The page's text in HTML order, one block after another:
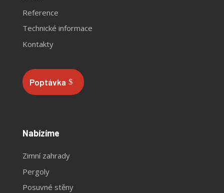
Reference
Technické informace
Kontakty
Poptávka
Nabízíme
Zimní zahrady
Pergoly
Posuvné stěny